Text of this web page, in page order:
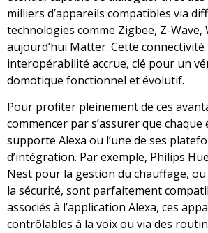
milliers d’appareils compatibles via
technologies comme Zigbee, Z-Wave,
aujourd’hui Matter. Cette
interopérabilité accrue, clé pour un
domotique fonctionnel et évolutif.
Pour profiter pleinement de ces
commencer par s’assurer que
supporte Alexa ou l’une de ses
d’intégration. Par exemple, Philips
Nest pour la gestion du chauffage,
la sécurité, sont parfaitement
associés à l’application Alexa, ces
contrôlables à la voix ou via des